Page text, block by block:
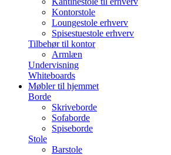
Kontorstole
Loungestole erhverv
Spisestuestole erhverv
Tilbehør til kontor
Armlæn
Undervisning
Whiteboards
Møbler til hjemmet
Borde
Skriveborde
Sofaborde
Spiseborde
Stole
Barstole